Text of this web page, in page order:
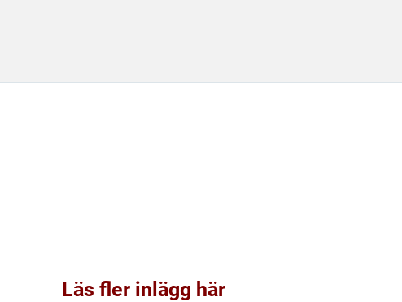
Läs fler inlägg här